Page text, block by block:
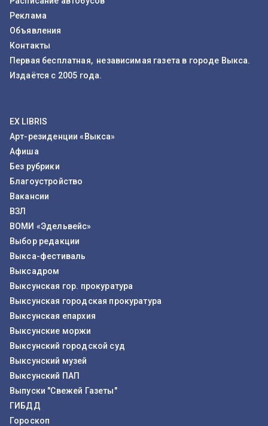
Реклама
Объявления
Контакты
Первая бесплатная, независимая газета в городе Выкса.
Издаётся с 2005 года.
EX LIBRIS
Арт-резиденции «Выкса»
Афиша
Без рубрики
Благоустройство
Вакансии
ВЗЛ
ВОМИ «Эдельвейс»
Выбор редакции
Выкса-фестиваль
Выксадром
Выксунская гор. прокуратура
Выксунская городская прокуратура
Выксунская епархия
Выксунские моржи
Выксунский городской суд
Выксунский музей
Выксунский ПАП
Выпуски "Свежей Газеты"
ГИБДД
Гороскоп